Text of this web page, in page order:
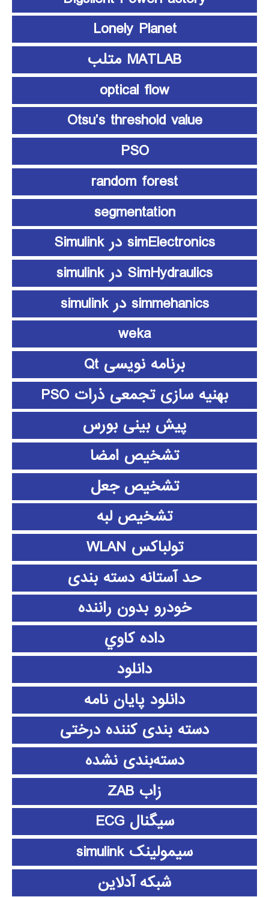
Lonely Planet
MATLAB متلب
optical flow
Otsu’s threshold value
PSO
random forest
segmentation
simElectronics در Simulink
SimHydraulics در simulink
simmehanics در simulink
weka
برنامه نویسی Qt
بهنیه سازی تجمعی ذرات PSO
پیش بینی بورس
تشخیص امضا
تشخیص جعل
تشخیص لبه
تولباکس WLAN
حد آستانه دسته بندی
خودرو بدون راننده
داده كاوي
دانلود
دانلود پايان نامه
دسته بندی کننده درختی
دسته‌بندی نشده
زاب ZAB
سیگنال ECG
سیمولینک simulink
شبکه آدلاین